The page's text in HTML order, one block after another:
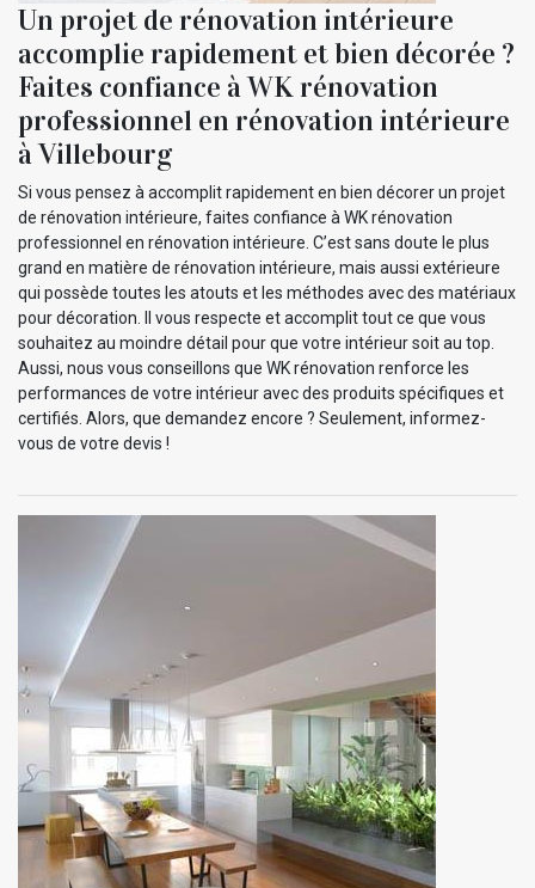
Un projet de rénovation intérieure
accomplie rapidement et bien décorée ?
Faites confiance à WK rénovation
professionnel en rénovation intérieure
à Villebourg
Si vous pensez à accomplit rapidement en bien décorer un projet
de rénovation intérieure, faites confiance à WK rénovation
professionnel en rénovation intérieure. C’est sans doute le plus
grand en matière de rénovation intérieure, mais aussi extérieure
qui possède toutes les atouts et les méthodes avec des matériaux
pour décoration. Il vous respecte et accomplit tout ce que vous
souhaitez au moindre détail pour que votre intérieur soit au top.
Aussi, nous vous conseillons que WK rénovation renforce les
performances de votre intérieur avec des produits spécifiques et
certifiés. Alors, que demandez encore ? Seulement, informez-
vous de votre devis !